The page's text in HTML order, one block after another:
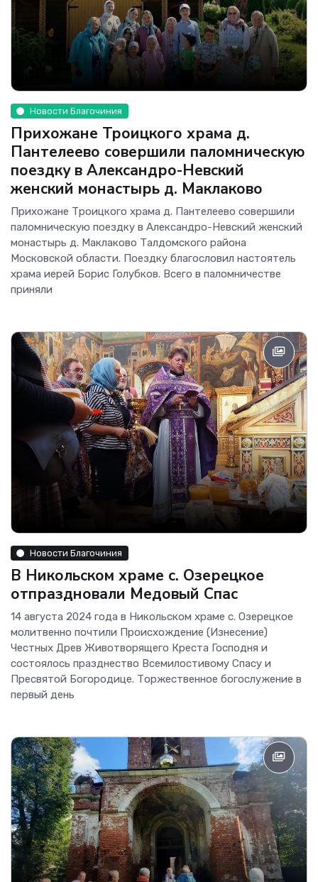
Новости Благочиния
Прихожане Троицкого храма д.
Пантелеево совершили паломническую
поездку в Александро-Невский
женский монастырь д. Маклаково
Прихожане Троицкого храма д. Пантелеево совершили
паломническую поездку в Александро-Невский женский
монастырь д. Маклаково Талдомского района
Московской области. Поездку благословил настоятель
храма иерей Борис Голубков. Всего в паломничестве
приняли
Новости Благочиния
В Никольском храме с. Озерецкое
отпраздновали Медовый Спас
14 августа 2024 года в Никольском храме с. Озерецкое
молитвенно почтили Происхождение (Изнесение)
Честных Древ Животворящего Креста Господня и
состоялось празднество Всемилостивому Спасу и
Пресвятой Богородице. Торжественное богослужение в
первый день